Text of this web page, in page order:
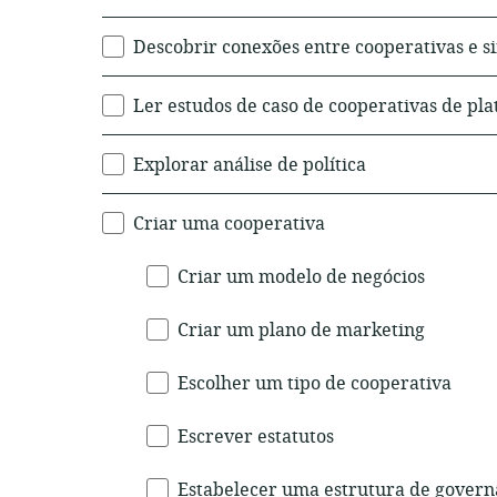
subtópicos
de
Descobrir conexões entre cooperativas e
Ler estudos de caso de cooperativas de
Explorar análise de política
Criar uma cooperativa
Criar um modelo de negócios
Criar um plano de marketing
Escolher um tipo de cooperativa
Escrever estatutos
Estabelecer uma estrutura de